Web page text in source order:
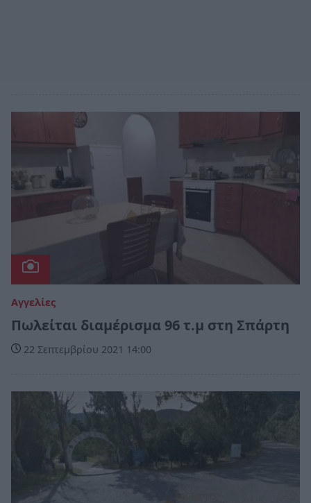
Αγγελίες
Πωλείται διαμέρισμα 96 τ.μ στη Σπάρτη
22 Σεπτεμβρίου 2021 14:00